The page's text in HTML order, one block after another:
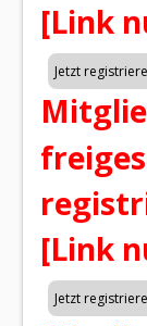
[Link
[Link